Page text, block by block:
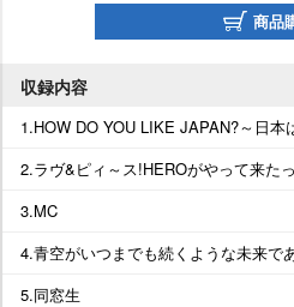
商品
収録内容
1.HOW DO YOU LIKE JAPAN?～日本
2.ラヴ&ピィ～ス!HEROがやって来たっ
3.MC
4.青空がいつまでも続くような未来で
5.同窓生